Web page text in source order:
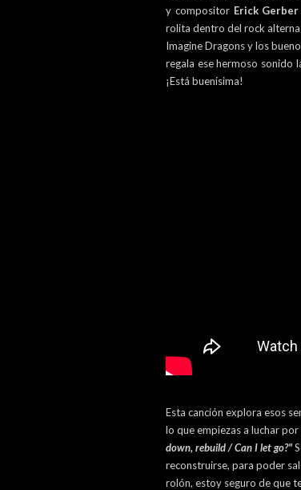
y compositor Erick Gerber
rolita dentro del rock
Imagine Dragons y los
regala ese hermoso sonido
¡Está buenísima!
Esta canción explora esos
lo que empiezas a luchar
down, rebuild / Can I let go?"
reconstruirse, para poder
rolón, estoy seguro de que